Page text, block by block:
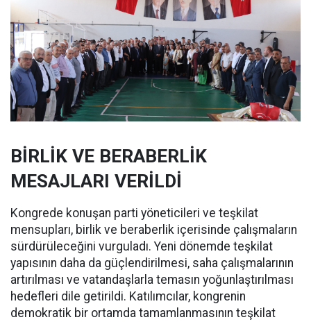
BİRLİK VE BERABERLİK
MESAJLARI VERİLDİ
Kongrede konuşan parti yöneticileri ve teşkilat
mensupları, birlik ve beraberlik içerisinde çalışmaların
sürdürüleceğini vurguladı. Yeni dönemde teşkilat
yapısının daha da güçlendirilmesi, saha çalışmalarının
artırılması ve vatandaşlarla temasın yoğunlaştırılması
hedefleri dile getirildi. Katılımcılar, kongrenin
demokratik bir ortamda tamamlanmasının teşkilat